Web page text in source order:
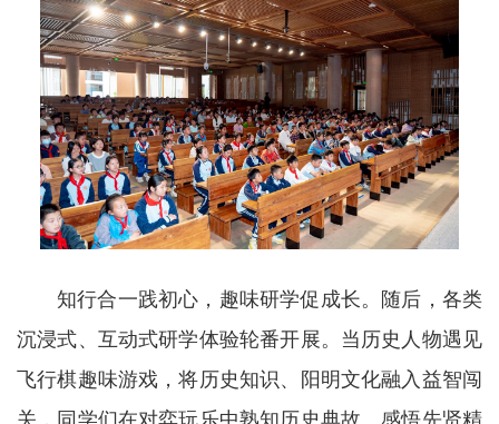
知行合一践初心，趣味研学促成长。随后，各类
沉浸式、互动式研学体验轮番开展。当历史人物遇见
飞行棋趣味游戏，将历史知识、阳明文化融入益智闯
关，同学们在对弈玩乐中熟知历史典故、感悟先贤精